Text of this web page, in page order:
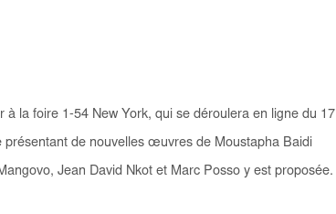
à la foire 1-54 New York, qui se déroulera en ligne du 17
présentant de nouvelles œuvres de Moustapha Baidi
Jean David Nkot et Marc Posso y est proposée.